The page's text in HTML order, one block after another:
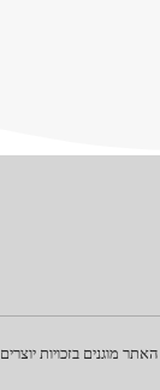
מוגנים בזכויות יוצרים.